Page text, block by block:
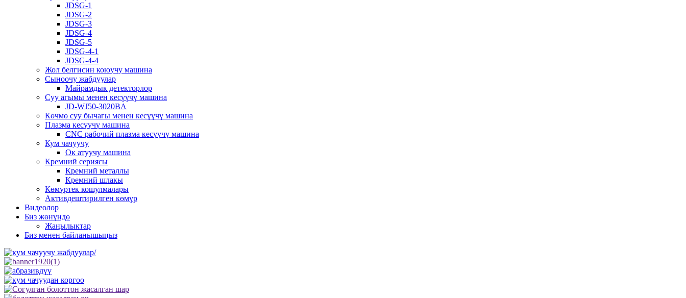
JDSG-1
JDSG-2
JDSG-3
JDSG-4
JDSG-5
JDSG-4-1
JDSG-4-4
Жол белгисин коюучу машина
Сыноочу жабдуулар
Майрамдык детекторлор
Суу агымы менен кесүүчү машина
JD-WJ50-3020BA
Көчмө суу бычагы менен кесүүчү машина
Плазма кесүүчү машина
CNC рабочий плазма кесүүчү машина
Кум чачуучу
Ок атуучу машина
Кремний сериясы
Кремний металлы
Кремний шлакы
Көмүртек кошулмалары
Активдештирилген көмүр
Видеолор
Биз жөнүндө
Жаңылыктар
Биз менен байланышыңыз